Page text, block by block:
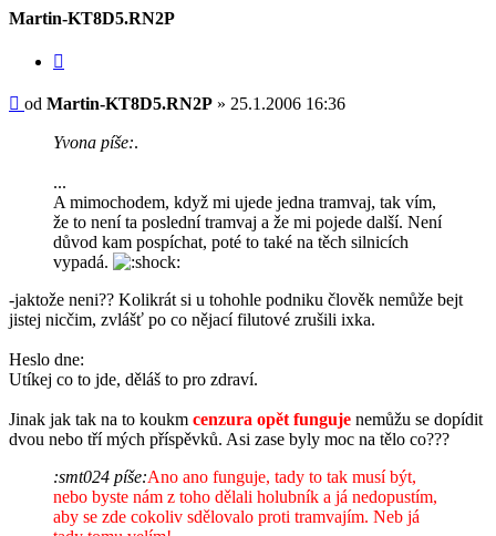
Martin-KT8D5.RN2P
Příspěvek
od Martin-KT8D5.RN2P » 25.1.2006 16:36
Yvona píše:.
...
A mimochodem, když mi ujede jedna tramvaj, tak vím,
že to není ta poslední tramvaj a že mi pojede další. Není
důvod kam pospíchat, poté to také na těch silnicích
vypadá.
-jaktože neni?? Kolikrát si u tohohle podniku člověk nemůže bejt
jistej nicčim, zvlášť po co nějací filutové zrušili ixka.
Heslo dne:
Utíkej co to jde, děláš to pro zdraví.
Jinak jak tak na to koukm cenzura opět funguje nemůžu se dopídit
dvou nebo tří mých příspěvků. Asi zase byly moc na tělo co???
:smt024 píše:Ano ano funguje, tady to tak musí být,
nebo byste nám z toho dělali holubník a já nedopustím,
aby se zde cokoliv sdělovalo proti tramvajím. Neb já